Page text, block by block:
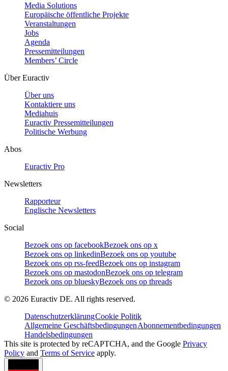
Media Solutions
Europäische öffentliche Projekte
Veranstaltungen
Jobs
Agenda
Pressemitteilungen
Members’ Circle
Über Euractiv
Über uns
Kontaktiere uns
Mediahuis
Euractiv Pressemitteilungen
Politische Werbung
Abos
Euractiv Pro
Newsletters
Rapporteur
Englische Newsletters
Social
Bezoek ons op facebookBezoek ons op x
Bezoek ons op linkedinBezoek ons op youtube
Bezoek ons op rss-feedBezoek ons op instagram
Bezoek ons op mastodonBezoek ons op telegram
Bezoek ons op blueskyBezoek ons op threads
© 2026 Euractiv DE. All rights reserved.
DatenschutzerklärungCookie Politik
Allgemeine GeschäftsbedingungenAbonnementbedingungen
Handelsbedingungen
This site is protected by reCAPTCHA, and the Google Privacy
Policy and Terms of Service apply.